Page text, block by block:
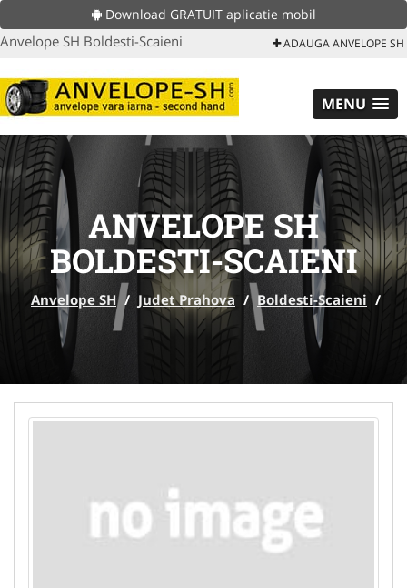
Download GRATUIT aplicatie mobil
Anvelope SH Boldesti-Scaieni ADAUGA ANVELOPE SH
MENU
ANVELOPE SH
BOLDESTI-SCAIENI
Anvelope SH / Judet Prahova / Boldesti-Scaieni /